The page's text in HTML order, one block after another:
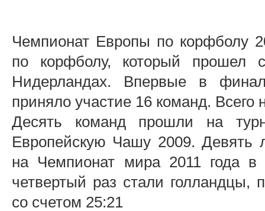
Чемпионат Европы по корфболу
по корфболу, который
Нидерландах. Впервые в
приняло участие 16 команд. Всего
Десять команд прошли на
Европейскую Чашу 2009. Девять
на Чемпионат мира 2011 года
четвертый раз стали
со счетом 25:21